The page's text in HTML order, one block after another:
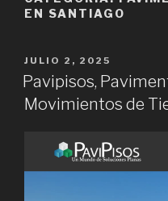
EN SANTIAGO
POSTED
ON
JULIO 2, 2025
Pavipisos,
Movimientos de